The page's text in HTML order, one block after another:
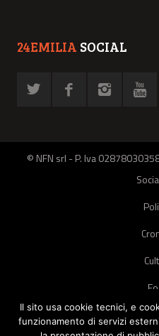
24EMILIA SOCIAL
© NFN srl - P. Iva
Il sito usa cookie tecnici, e
funzionamento di servizi